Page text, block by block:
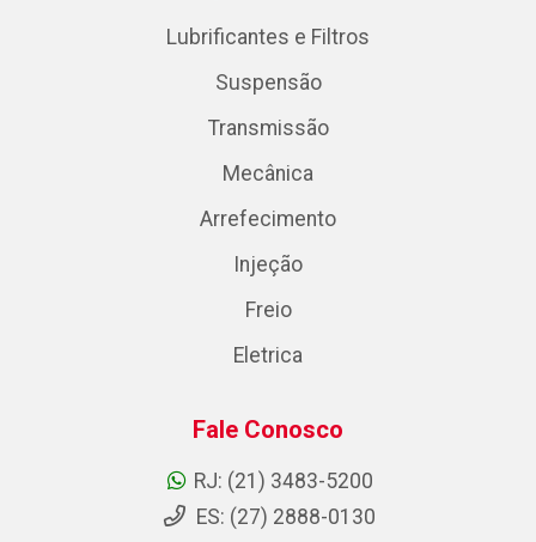
Lubrificantes e Filtros
Suspensão
Transmissão
Mecânica
Arrefecimento
Injeção
Freio
Eletrica
Fale Conosco
RJ: (21) 3483-5200
ES: (27) 2888-0130